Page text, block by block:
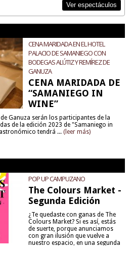
Ver espectáculos
CENA MARIDADA EN EL HOTEL
PALACIO DE SAMANIEGO CON
BODEGAS ALÚTIZ Y REMÍREZ DE
GANUZA
CENA MARIDADA DE
“SAMANIEGO IN
WINE”
Ganuza serán los participantes de la
de la edición 2023 de "Samaniego in
tendrá ... (leer más)
POP UP CAMPUZANO
The Colours Market -
Segunda Edición
¿Te quedaste con ganas de The
Colours Market? Si es así, estás
de suerte, porque anunciamos
con gran ilusión que vuelve a
nuestro espacio, en una segunda